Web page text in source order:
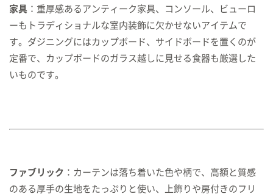
家具 ：重厚感あるアンティーク家具、コンソール、ビューロ
ーもトラディショナルな室内装飾に欠かせないアイテムで
す。ダジニングにはカップボード、サイドボードを置くのが
定番で、カップボードのガラス越しに見せる食器も厳選した
いものです。
ファブリック ：カーテンは落ち着いた色や柄で、高額と質感
のある厚手の生地をたっぷりと使い、上飾りや房付きのフリ